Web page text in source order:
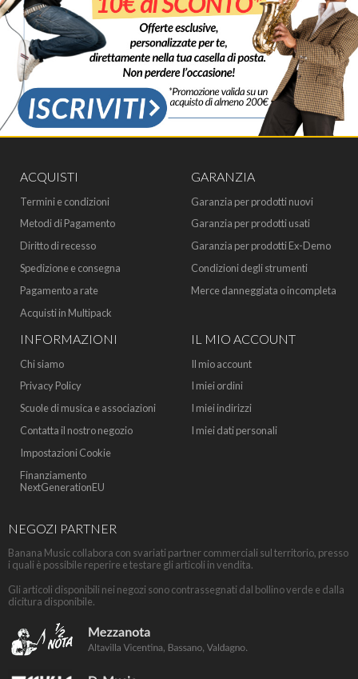
ACQUISTI
Termini e condizioni
Metodi di Pagamento
Diritto di recesso
Spedizione e consegna
Pagamento a rate
Acquisti in Multipack
GARANZIA
Garanzia per prodotti nuovi
Garanzia per prodotti usati
Garanzia per prodotti Ex-Demo
Condizioni degli strumenti
Merce danneggiata o incompleta
INFORMAZIONI
Chi siamo
Privacy Policy
Scuole di musica e associazioni
Contatta il nostro negozio
Impostazioni Cookie
Finanziamento
NextGenerationEU
IL MIO ACCOUNT
Il mio account
I miei ordini
I miei indirizzi
I miei dati personali
NEGOZI PARTNER
Banana Music collabora con svariati partner commerciali sul territorio, presso
i quali è possibile reperire e testare gli articoli in vendita.
Gli articoli disponibili nei negozi sono contrassegnati dal bollino verde e dalla
dicitura disponibile.